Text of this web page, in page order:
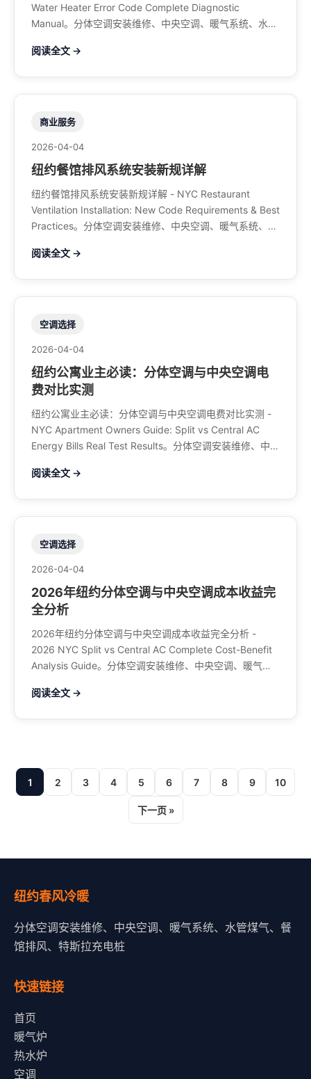
Water Heater Error Code Complete Diagnostic
Manual。分体空调安装维修、中央空调、暖气系统、水管
阅读全文 →
商业服务
2026-04-04
纽约餐馆排风系统安装新规详解
纽约餐馆排风系统安装新规详解 - NYC Restaurant
Ventilation Installation: New Code Requirements & Best
Practices。分体空调安装维修、中央空调、暖气系统、水
8979
阅读全文 →
空调选择
2026-04-04
纽约公寓业主必读：分体空调与中央空调电
费对比实测
纽约公寓业主必读：分体空调与中央空调电费对比实测 -
NYC Apartment Owners Guide: Split vs Central AC
Energy Bills Real Test Results。分体空调安装维修、中央
电话：929-708-8979
阅读全文 →
空调选择
2026-04-04
2026年纽约分体空调与中央空调成本收益完
全分析
2026年纽约分体空调与中央空调成本收益完全分析 -
2026 NYC Split vs Central AC Complete Cost-Benefit
Analysis Guide。分体空调安装维修、中央空调、暖气系
708-8979
阅读全文 →
1 2 3 4 5 6 7 8 9 10
下一页 »
纽约春风冷暖
分体空调安装维修、中央空调、暖气系统、水管煤气、餐
馆排风、特斯拉充电桩
快速链接
首页
暖气炉
热水炉
空调